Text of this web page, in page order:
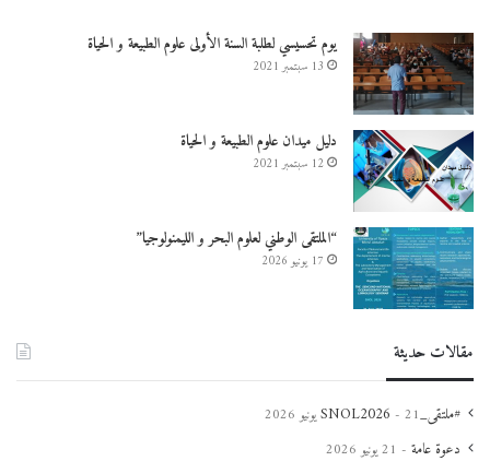
يوم تحسيسي لطلبة السنة الأولى علوم الطبيعة و الحياة
13 سبتمبر 2021
دليل ميدان علوم الطبيعة و الحياة
12 سبتمبر 2021
“الملتقى الوطني لعلوم البحر و الليمنولوجيا”
17 يونيو 2026
مقالات حديثة
#ملتقى_SNOL202621 يونيو 2026
دعوة عامة 21 يونيو 2026